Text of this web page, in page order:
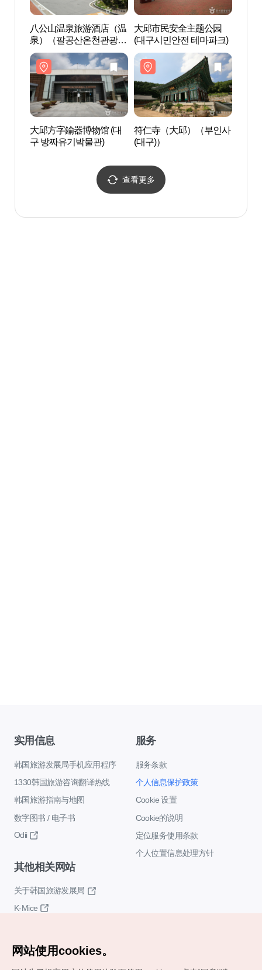
八公山温泉旅游酒店（温
泉）（팔공산온천관광호
텔(온천)）
大邱市民安全主题公园
(대구시민안전 테마파크)
大邱方字鍮器博物馆 (대
구 방짜유기박물관)
符仁寺（大邱）（부인사
(대구)）
查看更多
实用信息
韩国旅游发展局手机应用程序
1330韩国旅游咨询翻译热线
韩国旅游指南与地图
数字图书 / 电子书
Odii
服务
服务条款
个人信息保护政策
Cookie 设置
Cookie的说明
定位服务使用条款
个人位置信息处理方针
其他相关网站
关于韩国旅游发展局
K-Mice
网站使用cookies。